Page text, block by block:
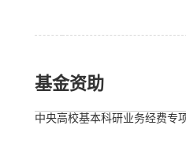
基金资助
中央高校基本科研业务经费专